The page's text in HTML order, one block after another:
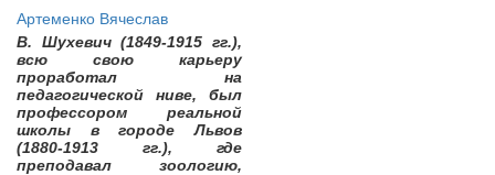
Артеменко Вячеслав
В. Шухевич (1849-1915 гг.),
всю свою карьеру
проработал на
педагогической ниве, был
профессором реальной
школы в городе Львов
(1880-1913 гг.), где
преподавал зоологию,